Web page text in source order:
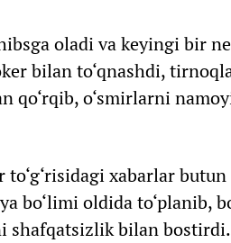
oladi va keyingi bir
bilan to‘qnashdi,
o‘smirlarni
xabarlar
bo‘limi oldida to‘planib,
bilan